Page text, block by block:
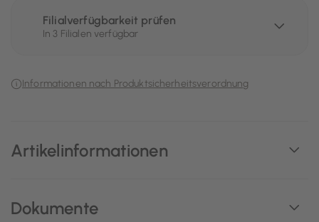
Artikelinformationen
Dokumente
Filialverfügbarkeit prüfen
In 3 Filialen verfügbar
Informationen nach Produktsicherheitsverordnung